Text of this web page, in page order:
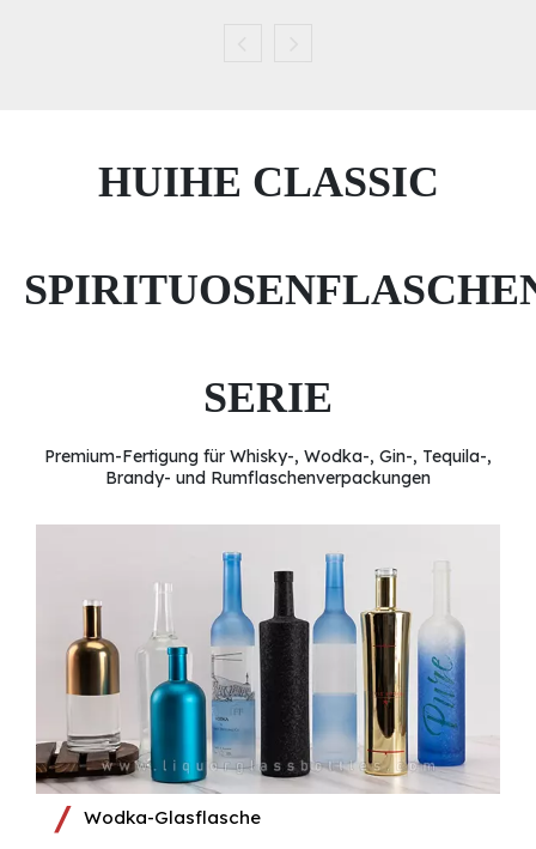
HUIHE CLASSIC
SERIE
Premium-Fertigung für Whisky-, Wodka-, Gin-, Tequila-,
Brandy- und Rumflaschenverpackungen
Wodka-Glasflasche